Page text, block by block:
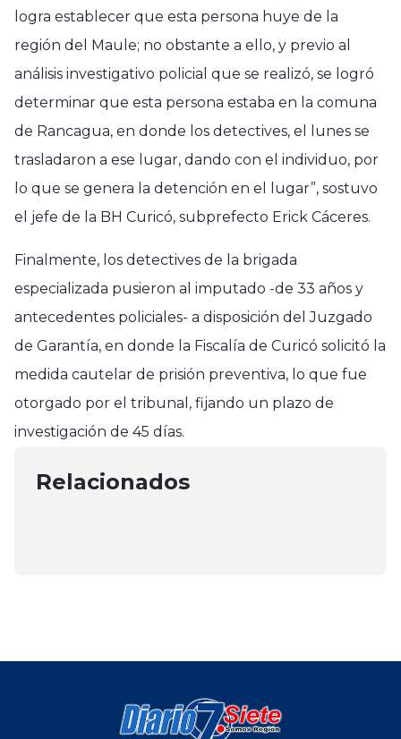
logra establecer que esta persona huye de la
región del Maule; no obstante a ello, y previo al
análisis investigativo policial que se realizó, se logró
determinar que esta persona estaba en la comuna
de Rancagua, en donde los detectives, el lunes se
trasladaron a ese lugar, dando con el individuo, por
lo que se genera la detención en el lugar”, sostuvo
el jefe de la BH Curicó, subprefecto Erick Cáceres.
Finalmente, los detectives de la brigada
especializada pusieron al imputado -de 33 años y
antecedentes policiales- a disposición del Juzgado
de Garantía, en donde la Fiscalía de Curicó solicitó la
medida cautelar de prisión preventiva, lo que fue
otorgado por el tribunal, fijando un plazo de
investigación de 45 días.
Relacionados
Región del Maule
Survia cerró el lunes enlace
superior Colbún con Ruta 5 Sur por
noviembre 13, 2024
Deportes
agonía a Rangers
de conservación del ruil en el